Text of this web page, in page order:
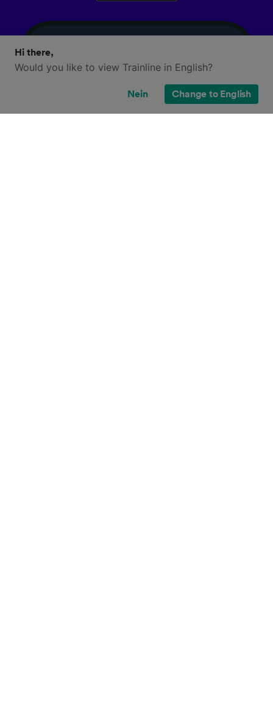
Hi there,
Would you like to view Trainline in English?
Nein Change to English